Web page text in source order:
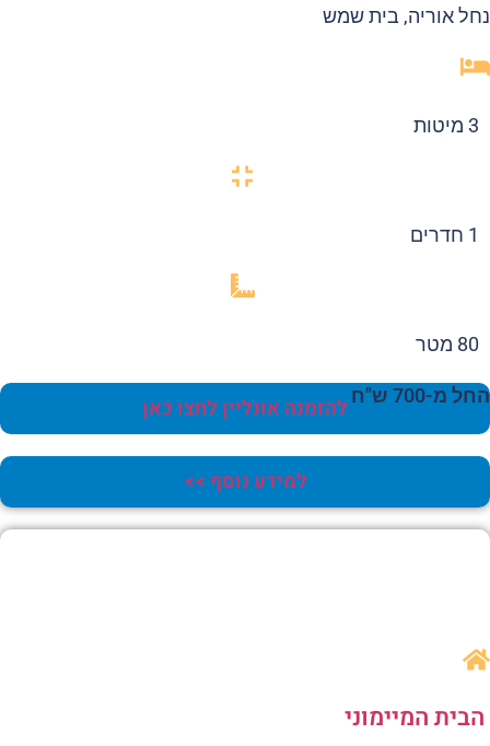
אוריה, בית שמש
80 מטר
מ-700 ש"ח להזמנה אונליין לחצו כאן
למידע נוסף >>
המיימוני